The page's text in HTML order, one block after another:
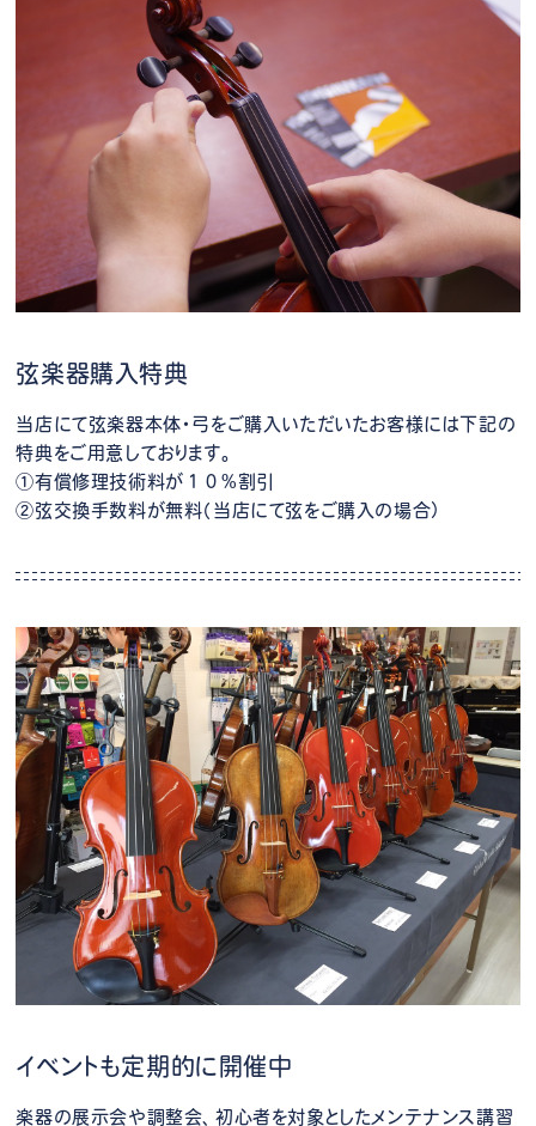
弦楽器購入特典
当店にて弦楽器本体・弓をご購入いただいたお客様には下記の
特典をご用意しております。
①有償修理技術料が１０%割引
②弦交換手数料が無料（当店にて弦をご購入の場合）
イベントも定期的に開催中
楽器の展示会や調整会、初心者を対象としたメンテナンス講習